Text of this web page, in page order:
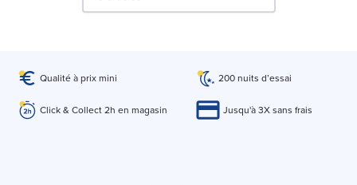
Qualité à prix mini 200 nuits d’essai
Click & Collect 2h en magasin Jusqu'à 3X sans frais